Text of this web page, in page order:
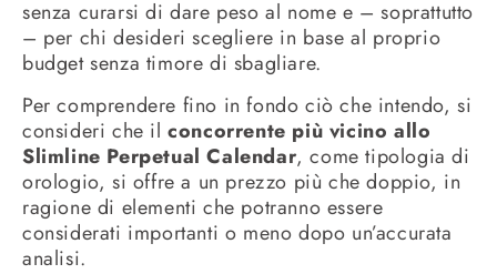
senza curarsi di dare peso al nome e – soprattutto
– per chi desideri scegliere in base al proprio
budget senza timore di sbagliare.
Per comprendere fino in fondo ciò che intendo, si
consideri che ilconcorrente più vicino allo
Slimline Perpetual Calendar, come tipologia di
orologio, si offre a un prezzo più che doppio, in
ragione di elementi che potranno essere
considerati importanti o meno dopo un’accurata
analisi.